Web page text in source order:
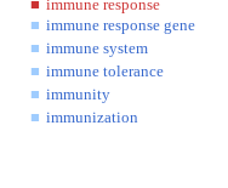
immune response
immune response gene
immune system
immune tolerance
immunity
immunization